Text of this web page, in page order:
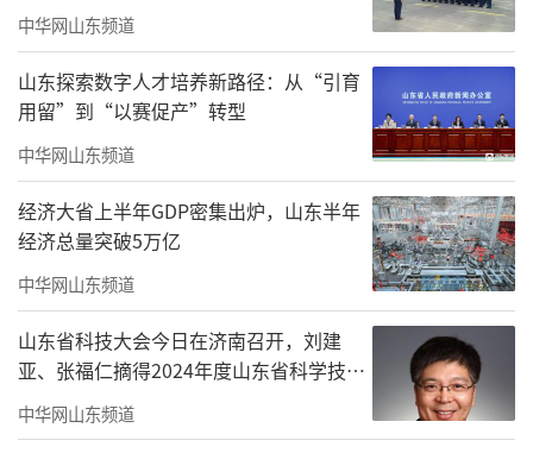
中华网山东频道
山东探索数字人才培养新路径：从“引育
用留”到“以赛促产”转型
中华网山东频道
经济大省上半年GDP密集出炉，山东半年
经济总量突破5万亿
中华网山东频道
山东省科技大会今日在济南召开，刘建
亚、张福仁摘得2024年度山东省科学技术
奖最高奖！
中华网山东频道